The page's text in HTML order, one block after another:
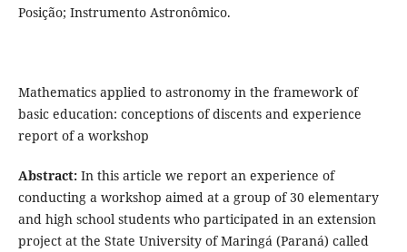
Posição; Instrumento Astronômico.
Mathematics applied to astronomy in the framework of
basic education: conceptions of discents and experience
report of a workshop
Abstract:In this article we report an experience of
conducting a workshop aimed at a group of 30 elementary
and high school students who participated in an extension
project at the State University of Maringá (Paraná) called